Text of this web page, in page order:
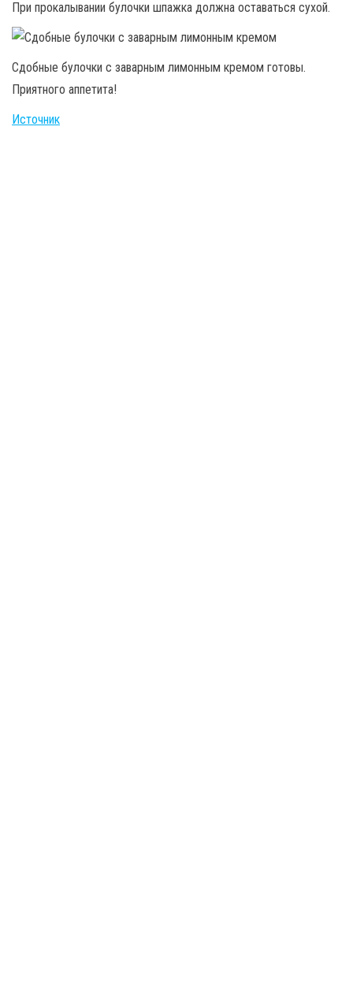
При прокалывании булочки шпажка должна оставаться сухой.
Сдобные булочки с заварным лимонным кремом готовы.
Приятного аппетита!
Источник